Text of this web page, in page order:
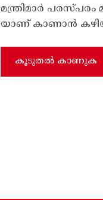
മന്ത്രിമാർ
യാണ് കാണാൻ
കൂടുതൽ കാണുക